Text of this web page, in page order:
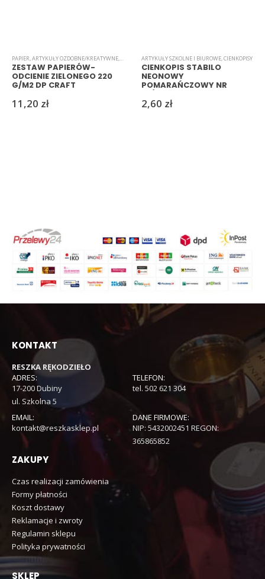
PAPIER,ARTYKUŁY OZDOBNE/KREATYWNE, ARTYKUŁY SZKOLNE I BIUROWE,BLOKI,PAPIERY/
ZESTAW PAPIERÓW-
ODCIENIE ZIELONEGO 220
G/M2 DP CRAFT
11,20 zł
ARTYKUŁY SZKOLNE I BIUROWE,CIENKOPISY
CIENKOPIS STABILO
NEONOWY
POMARAŃCZOWY NR
2,60 zł
KONTAKT
RESZKA RĘKODZIEŁO
ADRES:
17-200 Dubiny
ul. Szkolna 5
TELEFON:
tel. 502 621 304
EMAIL:
kontakt@reszkasklep.pl
DANE FIRMOWE:
NIP: 5432002451 REGON:
365865852
ZAKUPY
Czas realizacji zamówienia
Formy płatności
Koszt dostawy
Reklamacje i zwroty
Regulamin sklepu
Polityka prywatności
SKLEP